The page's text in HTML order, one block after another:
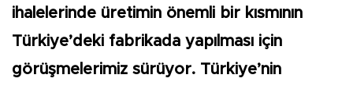
ihalelerinde üretimin önemli bir kısmının
Türkiye’deki fabrikada yapılması için
görüşmelerimiz sürüyor. Türkiye’nin